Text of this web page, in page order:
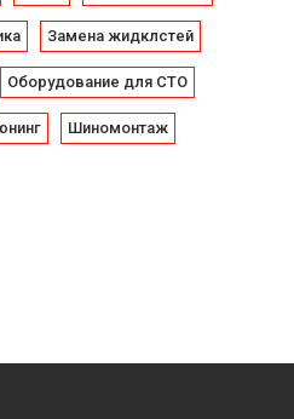
Замена жидклстей
Оборудование для СТО
Шиномонтаж